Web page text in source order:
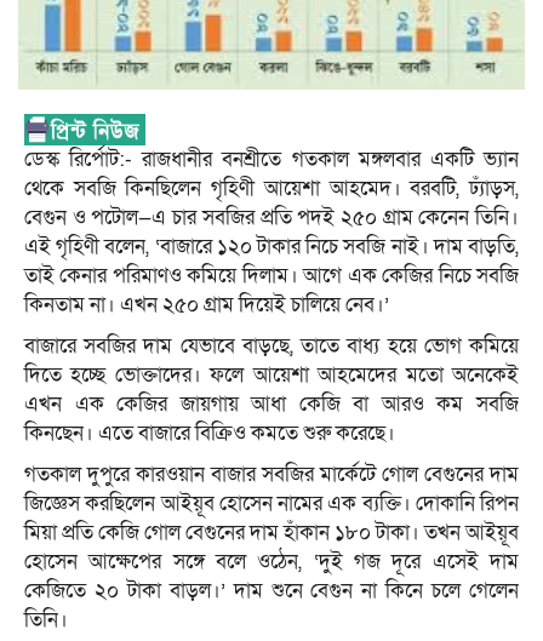
ডেস্ক রির্পোট:- রাজধানীর বনশ্রীতে গতকাল মঙ্গলবার একটি ভ্যান
থেকে সবজি কিনছিলেন গৃহিণী আয়েশা আহমেদ। বরবটি, ঢ্যাঁড়স,
বেগুন ও পটোল—এ চার সবজির প্রতি পদই ২৫০ গ্রাম কেনেন তিনি।
এই গৃহিণী বলেন, ‘বাজারে ১২০ টাকার নিচে সবজি নাই। দাম বাড়তি,
তাই কেনার পরিমাণও কমিয়ে দিলাম। আগে এক কেজির নিচে সবজি
কিনতাম না। এখন ২৫০ গ্রাম দিয়েই চালিয়ে নেব।’
বাজারে সবজির দাম যেভাবে বাড়ছে, তাতে বাধ্য হয়ে ভোগ কমিয়ে
দিতে হচ্ছে ভোক্তাদের। ফলে আয়েশা আহমেদের মতো অনেকেই
এখন এক কেজির জায়গায় আধা কেজি বা আরও কম সবজি
কিনছেন। এতে বাজারে বিক্রিও কমতে শুরু করেছে।
গতকাল দুপুরে কারওয়ান বাজার সবজির মার্কেটে গোল বেগুনের দাম
জিজ্ঞেস করছিলেন আইয়ূব হোসেন নামের এক ব্যক্তি। দোকানি রিপন
মিয়া প্রতি কেজি গোল বেগুনের দাম হাঁকান ১৮০ টাকা। তখন আইয়ূব
হোসেন আক্ষেপের সঙ্গে বলে ওঠেন, ‘দুই গজ দূরে এসেই দাম
কেজিতে ২০ টাকা বাড়ল।’ দাম শুনে বেগুন না কিনে চলে গেলেন
তিনি।